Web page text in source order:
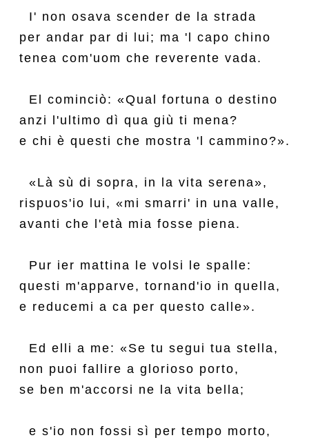
  I' non osava scender de la strada
per andar par di lui; ma 'l capo chino
tenea com'uom che reverente vada.
  El cominciò: «Qual fortuna o destino
anzi l'ultimo dì qua giù ti mena?
e chi è questi che mostra 'l cammino?».
  «Là sù di sopra, in la vita serena»,
rispuos'io lui, «mi smarri' in una valle,
avanti che l'età mia fosse piena.
  Pur ier mattina le volsi le spalle:
questi m'apparve, tornand'io in quella,
e reducemi a ca per questo calle».
  Ed elli a me: «Se tu segui tua stella,
non puoi fallire a glorioso porto,
se ben m'accorsi ne la vita bella;
  e s'io non fossi sì per tempo morto,